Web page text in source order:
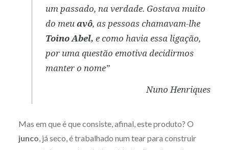
um passado, na verdade. Gostava muito
do meuavô, as pessoas chamavam-lhe
Toino Abel, e como havia essa ligação,
por uma questão emotiva decidirmos
manter o nome”
Nuno Henriques
Mas em que é que consiste, afinal, este produto? O
junco, já seco, é trabalhado num tear para construir